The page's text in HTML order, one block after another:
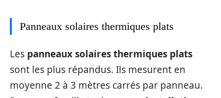
Panneaux solaires thermiques plats
Les panneaux solaires thermiques plats
sont les plus répandus. Ils mesurent en
moyenne 2 à 3 mètres carrés par panneau.